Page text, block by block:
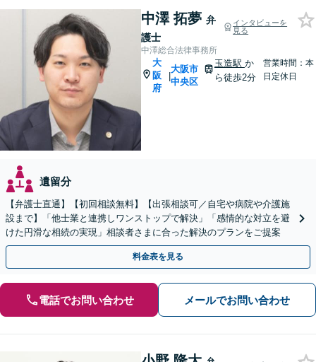
中澤 拓夢 弁
護士
インタビューを
見る
中澤総合法律事務所
大
阪
府
|
大阪市
中央区
玉造駅 か
ら徒歩2分
営業時間：本
日定休日
遺留分
【弁護士直通】【初回相談無料】【出張相談可／自宅や病院や介護施
設まで】「他士業と連携しワンストップで解決」「感情的な対立を避
けた円滑な相続の実現」相談者さまに合った解決のプランをご提案
料金表を見る
電話でお問い合わせ メールでお問い合わせ